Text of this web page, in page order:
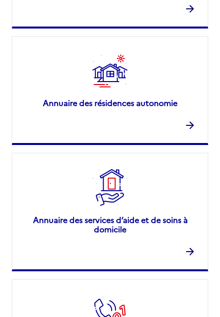
Annuaire des résidences autonomie
Annuaire des services d’aide et de soins à
domicile